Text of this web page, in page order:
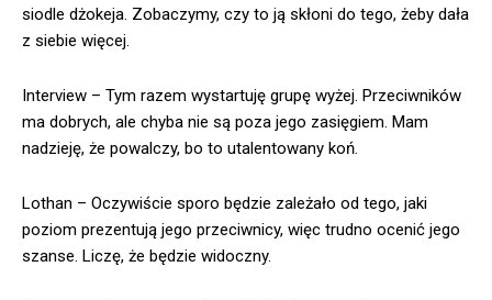
siodle dżokeja. Zobaczymy, czy to ją skłoni do tego, żeby dała
z siebie więcej.
Interview – Tym razem wystartuję grupę wyżej. Przeciwników
ma dobrych, ale chyba nie są poza jego zasięgiem. Mam
nadzieję, że powalczy, bo to utalentowany koń.
Lothan – Oczywiście sporo będzie zależało od tego, jaki
poziom prezentują jego przeciwnicy, więc trudno ocenić jego
szanse. Liczę, że będzie widoczny.